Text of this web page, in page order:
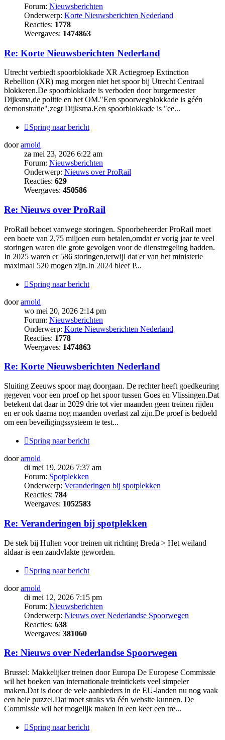
Forum: Nieuwsberichten
Onderwerp: Korte Nieuwsberichten Nederland
Reacties: 1778
Weergaves: 1474863
Re: Korte Nieuwsberichten Nederland
Utrecht verbiedt spoorblokkade XR Actiegroep Extinction
Rebellion (XR) mag morgen niet het spoor bij Utrecht Centraal
blokkeren.De spoorblokkade is verboden door burgemeester
Dijksma,de politie en het OM."Een spoorwegblokkade is géén
demonstratie",zegt Dijksma.Een spoorblokkade is "ee...
Spring naar bericht
doorarnold
za mei 23, 2026 6:22 am
Forum: Nieuwsberichten
Onderwerp: Nieuws over ProRail
Reacties: 629
Weergaves: 450586
Re: Nieuws over ProRail
ProRail beboet vanwege storingen. Spoorbeheerder ProRail moet
een boete van 2,75 miljoen euro betalen,omdat er vorig jaar te veel
storingen waren die grote gevolgen voor de dienstregeling hadden.
In 2025 waren er 586 storingen,terwijl dat er van het ministerie
maximaal 520 mogen zijn.In 2024 bleef P...
Spring naar bericht
doorarnold
wo mei 20, 2026 2:14 pm
Forum: Nieuwsberichten
Onderwerp: Korte Nieuwsberichten Nederland
Reacties: 1778
Weergaves: 1474863
Re: Korte Nieuwsberichten Nederland
Sluiting Zeeuws spoor mag doorgaan. De rechter heeft goedkeuring
gegeven voor een proef op het spoor tussen Goes en Vlissingen.Dat
betekent dat daar in 2029 drie tot vier maanden geen treinen rijden
en er ook daarna nog maanden overlast zal zijn.De proef is bedoeld
om een beveiligingssysteem te test...
Spring naar bericht
doorarnold
di mei 19, 2026 7:37 am
Forum: Spotplekken
Onderwerp: Veranderingen bij spotplekken
Reacties: 784
Weergaves: 1052583
Re: Veranderingen bij spotplekken
De stek bij Hulten voor treinen uit richting Breda > Het weiland
aldaar is een zandvlakte geworden.
Spring naar bericht
doorarnold
di mei 12, 2026 7:15 pm
Forum: Nieuwsberichten
Onderwerp: Nieuws over Nederlandse Spoorwegen
Reacties: 638
Weergaves: 381060
Re: Nieuws over Nederlandse Spoorwegen
Brussel: Makkelijker treinen door Europa De Europese Commissie
wil het boeken van internationale treintickets veel simpeler
maken.Dat is door de vele aanbieders in de EU-landen nu nog vaak
een hele puzzel.Dat moet straks via één website kunnen. De
Commissie wil het mogelijk maken in een keer een tre...
Spring naar bericht